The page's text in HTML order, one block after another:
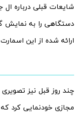
دستگاهی را به
ارائه شده از این
مجازی خودنمایی کرد